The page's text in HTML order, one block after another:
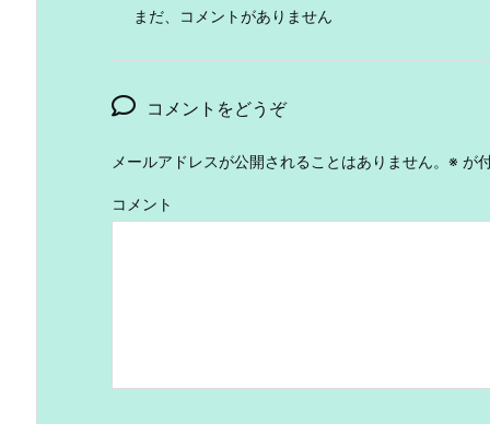
まだ、コメントがありません
コメントをどうぞ
メールアドレスが公開されることはありません。 ※ が
コメント